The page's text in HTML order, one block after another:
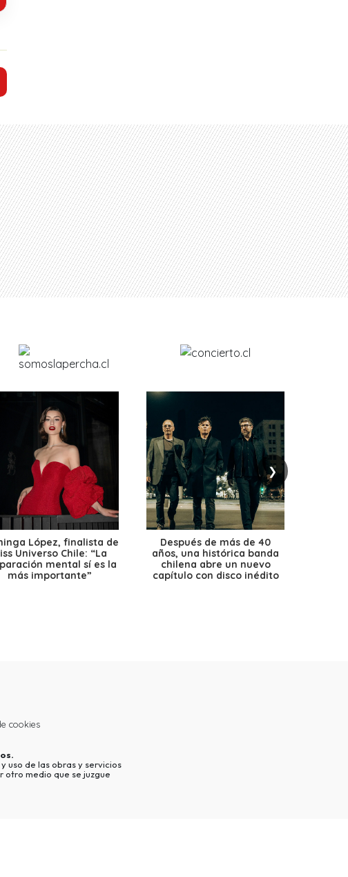
❯
López, finalista de
Universo Chile: “La
mental sí es la
más importante”
Después de más de 40
años, una histórica banda
chilena abre un nuevo
capítulo con disco inédito
cookies
uso de las obras y servicios
medio que se juzgue